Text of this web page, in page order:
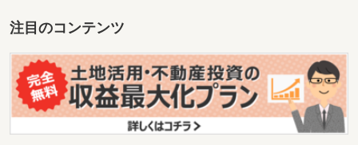
注目のコンテンツ